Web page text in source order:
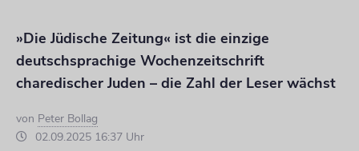
»Die Jüdische Zeitung« ist die einzige
deutschsprachige Wochenzeitschrift
charedischer Juden – die Zahl der Leser wächst
von Peter Bollag
02.09.2025 16:37 Uhr